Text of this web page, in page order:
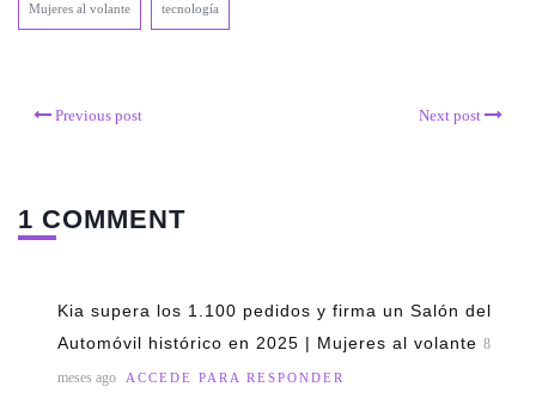
Mujeres al volante tecnología
Previous post Next post
1 COMMENT
Kia supera los 1.100 pedidos y firma un Salón del
Automóvil histórico en 2025 | Mujeres al volante 8
meses ago
ACCEDE PARA RESPONDER